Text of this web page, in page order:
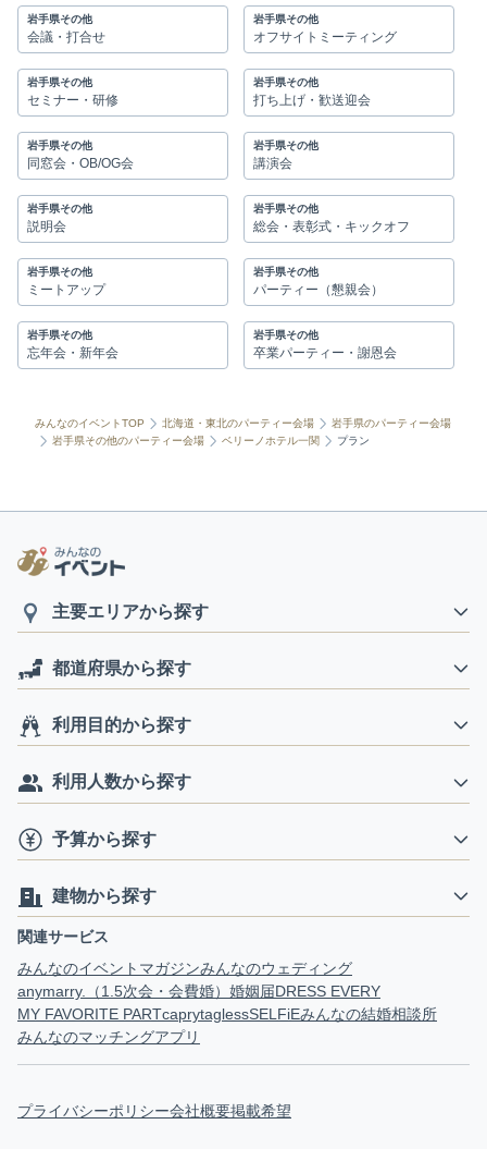
岩手県その他
会議・打合せ
岩手県その他
オフサイトミーティング
岩手県その他
セミナー・研修
岩手県その他
打ち上げ・歓送迎会
岩手県その他
同窓会・OB/OG会
岩手県その他
講演会
岩手県その他
説明会
岩手県その他
総会・表彰式・キックオフ
岩手県その他
ミートアップ
岩手県その他
パーティー（懇親会）
岩手県その他
忘年会・新年会
岩手県その他
卒業パーティー・謝恩会
みんなのイベントTOP 北海道・東北のパーティー会場
岩手県のパーティー会場
岩手県その他のパーティー会場
ベリーノホテル一関 プラン
主要エリアから探す
都道府県から探す
利用目的から探す
利用人数から探す
予算から探す
建物から探す
関連サービス
みんなのイベントマガジンみんなのウェディング
anymarry.（1.5次会・会費婚） 婚姻届DRESS EVERY
MY FAVORITE PARTcaprytaglessSELFiEみんなの結婚相談所
みんなのマッチングアプリ
プライバシーポリシー会社概要掲載希望